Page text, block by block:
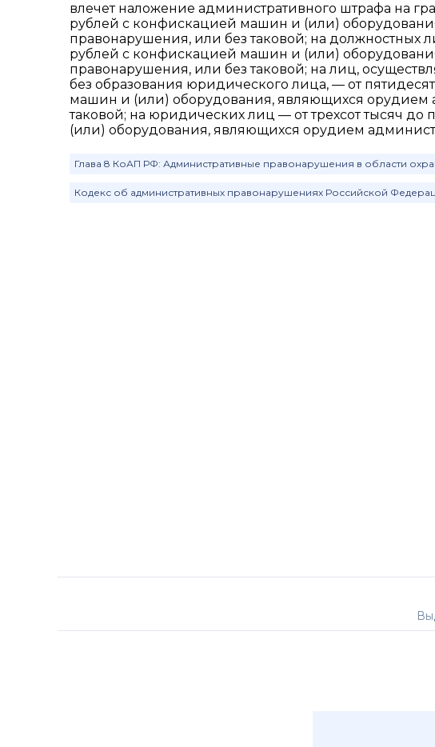
влечет наложение административного штрафа на
рублей с конфискацией машин и (или)
правонарушения, или без таковой; на должностных
рублей с конфискацией машин и (или)
правонарушения, или без таковой; на лиц,
без образования юридического лица, — от
машин и (или) оборудования, являющихся орудием
таковой; на юридических лиц — от трехсот тысяч
(или) оборудования, являющихся орудием
Глава 8 КоАП РФ: Административные правонарушения в области
Кодекс об административных правонарушениях Российской